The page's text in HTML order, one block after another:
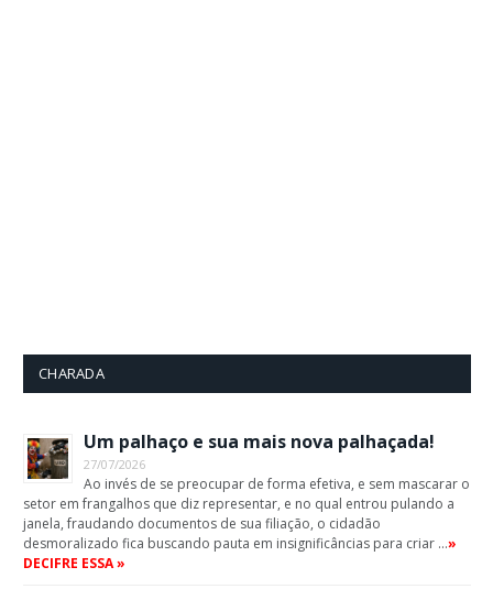
CHARADA
Um palhaço e sua mais nova palhaçada!
27/07/2026
Ao invés de se preocupar de forma efetiva, e sem mascarar o
setor em frangalhos que diz representar, e no qual entrou pulando a
janela, fraudando documentos de sua filiação, o cidadão
desmoralizado fica buscando pauta em insignificâncias para criar …»
DECIFRE ESSA »